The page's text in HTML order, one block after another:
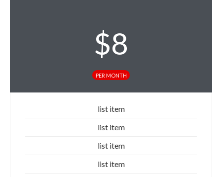
$8
PER MONTH
list item
list item
list item
list item